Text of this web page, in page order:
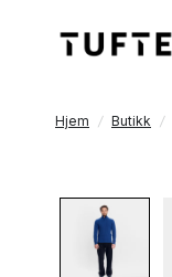
Hjem / Butikk /